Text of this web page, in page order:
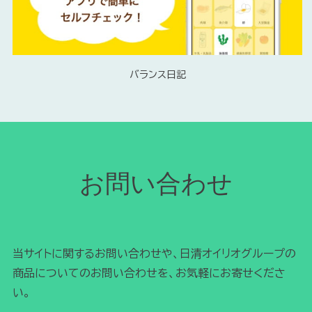
トップに戻る
バランス日記
お問い合わせ
当サイトに関するお問い合わせや、日清オイリオグループの
商品についてのお問い合わせを、お気軽にお寄せくださ
い。